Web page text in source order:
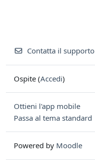
Contatta il supporto
Ospite (Accedi)
Ottieni l'app mobile
Passa al tema standard
Powered by Moodle